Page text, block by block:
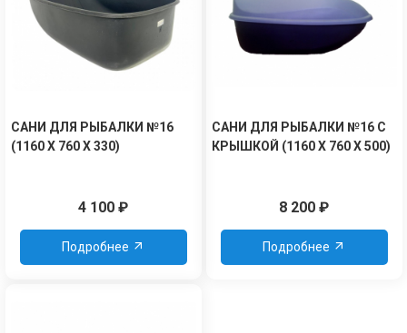
САНИ ДЛЯ РЫБАЛКИ №16
(1160 Х 760 Х 330)
4 100 ₽
Подробнее
САНИ ДЛЯ РЫБАЛКИ №16 С
КРЫШКОЙ (1160 Х 760 Х 500)
8 200 ₽
Подробнее